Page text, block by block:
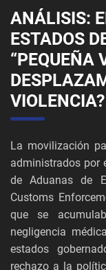
ANÁLISIS:
ESTADOS
“PEQUEÑA
VIOLENCIA?
La movilización
administrados por
de Aduanas de
Customs
que se
negligencia
estados
rechazo a la